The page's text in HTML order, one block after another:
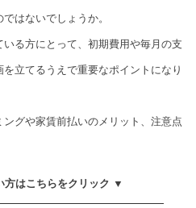
はないでしょうか。
る方にとって、初期費用や毎月の支
立てるうえで重要なポイントになり
グや家賃前払いのメリット、注意点
方はこちらをクリック ▼